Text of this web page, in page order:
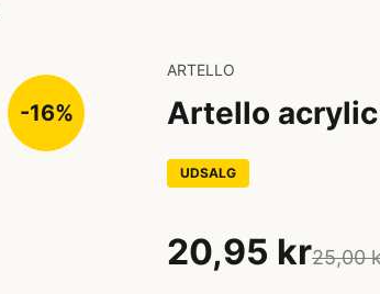
-16%
ARTELLO
Artello
UDSALG
20,95 kr25,00